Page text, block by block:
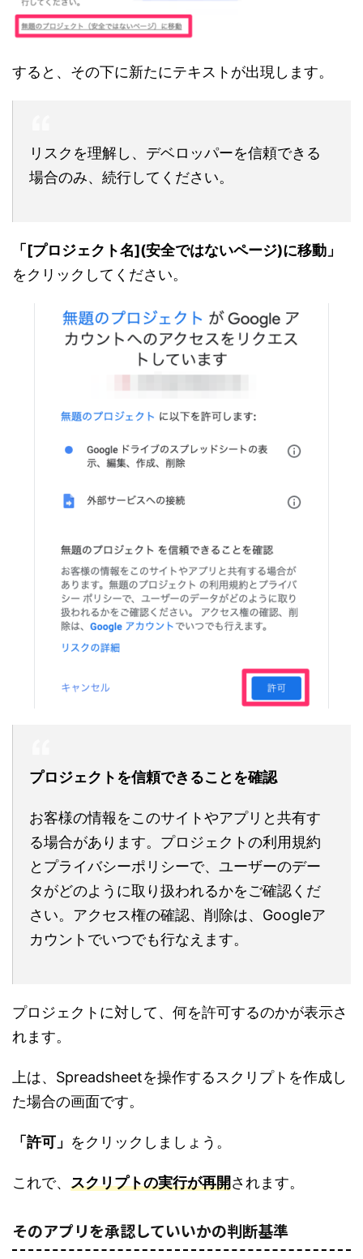
すると、その下に新たにテキストが出現します。
リスクを理解し、デベロッパーを信頼できる
場合のみ、続行してください。
「[プロジェクト名](安全ではないページ)に移動」
をクリックしてください。
プロジェクトを信頼できることを確認
お客様の情報をこのサイトやアプリと共有す
る場合があります。プロジェクトの利用規約
とプライバシーポリシーで、ユーザーのデー
タがどのように取り扱われるかをご確認くだ
さい。アクセス権の確認、削除は、Googleア
カウントでいつでも行なえます。
プロジェクトに対して、何を許可するのかが表示さ
れます。
上は、Spreadsheetを操作するスクリプトを作成し
た場合の画面です。
「許可」 をクリックしましょう。
これで、 スクリプトの実行が再開されます。
そのアプリを承認していいかの判断基準